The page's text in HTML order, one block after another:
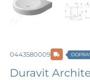
0443580009
Duravit